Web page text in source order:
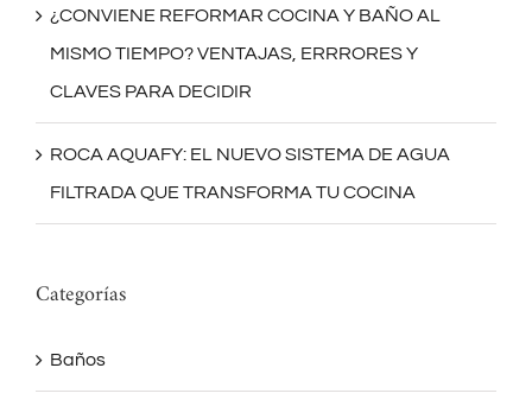
¿CONVIENE REFORMAR COCINA Y BAÑO AL
MISMO TIEMPO? VENTAJAS, ERRRORES Y
CLAVES PARA DECIDIR
ROCA AQUAFY: EL NUEVO SISTEMA DE AGUA
FILTRADA QUE TRANSFORMA TU COCINA
Categorías
Baños